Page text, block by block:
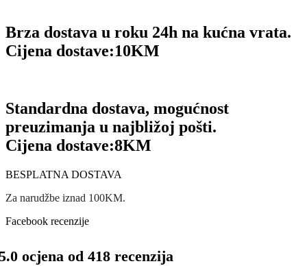
Brza dostava u roku 24h na kućna vrata.
Cijena dostave:10KM
Standardna dostava, mogućnost
preuzimanja u najbližoj pošti.
Cijena dostave:8KM
BESPLATNA DOSTAVA
Za narudžbe iznad 100KM.
Facebook recenzije
ocjena od 418 recenzija